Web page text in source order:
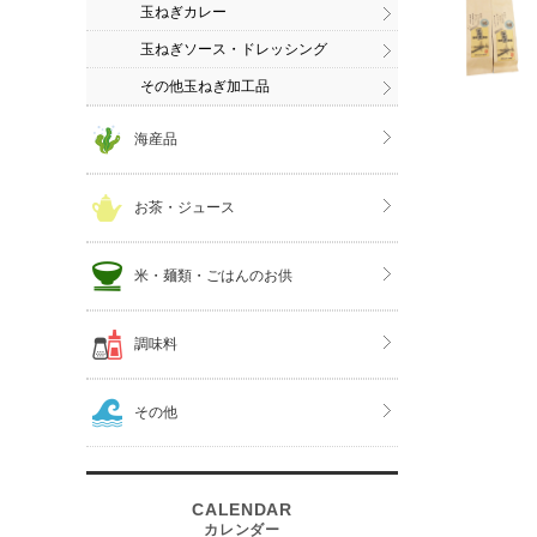
玉ねぎカレー
玉ねぎソース・ドレッシング
その他玉ねぎ加工品
海産品
お茶・ジュース
米・麺類・ごはんのお供
調味料
その他